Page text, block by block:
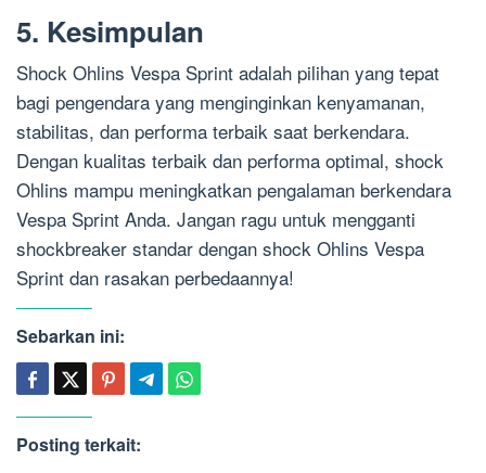
5. Kesimpulan
Shock Ohlins Vespa Sprint adalah pilihan yang tepat
bagi pengendara yang menginginkan kenyamanan,
stabilitas, dan performa terbaik saat berkendara.
Dengan kualitas terbaik dan performa optimal, shock
Ohlins mampu meningkatkan pengalaman berkendara
Vespa Sprint Anda. Jangan ragu untuk mengganti
shockbreaker standar dengan shock Ohlins Vespa
Sprint dan rasakan perbedaannya!
Sebarkan ini:
Posting terkait: